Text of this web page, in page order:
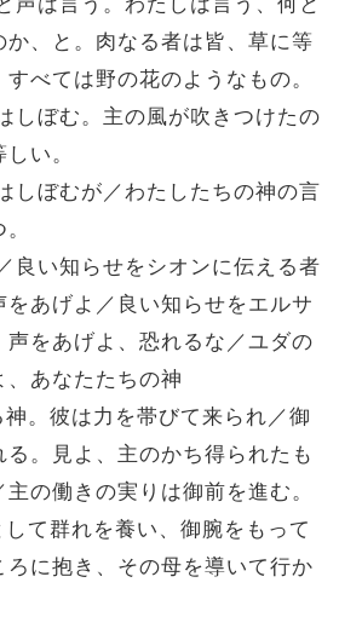
か、と。肉なる者は皆、草に等
べては野の花のようなもの。
しぼむ。主の風が吹きつけたの
い。
しぼむが／わたしたちの神の言
良い知らせをシオンに伝える者
をあげよ／良い知らせをエルサ
声をあげよ、恐れるな／ユダの
、あなたたちの神
。彼は力を帯びて来られ／御
。見よ、主のかち得られたも
の働きの実りは御前を進む。
て群れを養い、御腕をもって
ろに抱き、その母を導いて行か